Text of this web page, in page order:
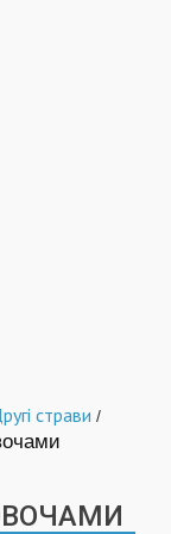
страви /